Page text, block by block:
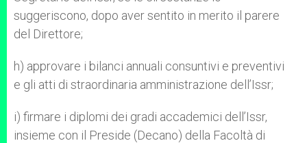
suggeriscono, dopo aver sentito in merito il parere
del Direttore;
h) approvare i bilanci annuali consuntivi e preventivi
e gli atti di straordinaria amministrazione dell’Issr;
i) firmare i diplomi dei gradi accademici dell’Issr,
insieme con il Preside (Decano) della Facoltà di